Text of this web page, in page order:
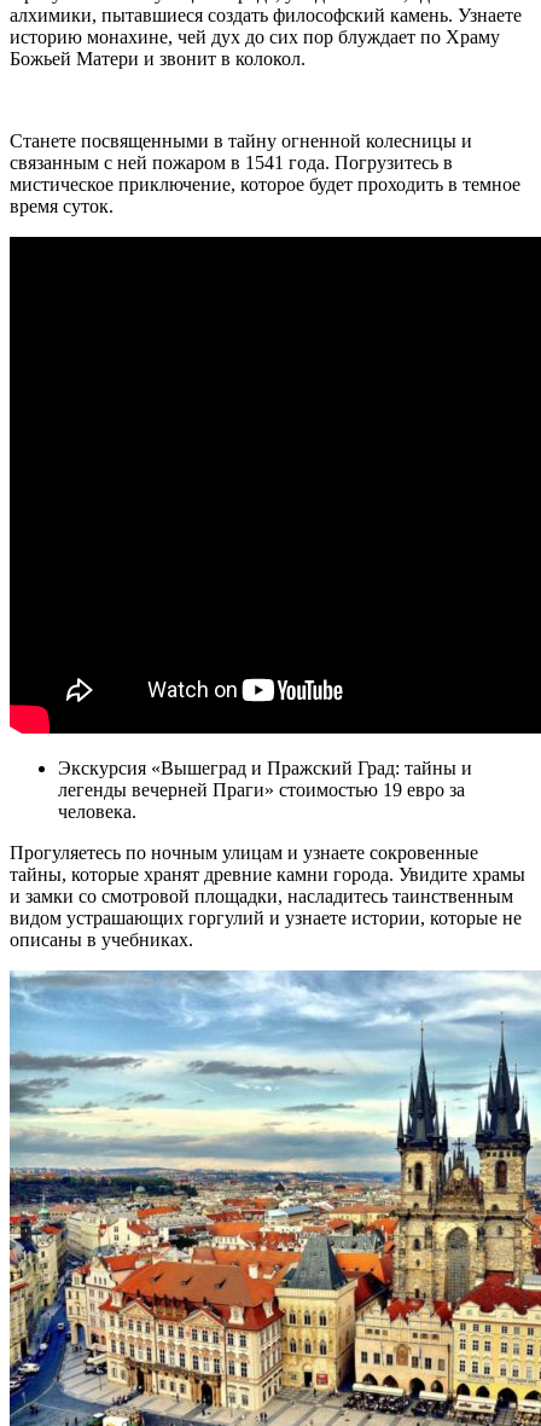
алхимики, пытавшиеся создать философский камень. Узнаете
историю монахине, чей дух до сих пор блуждает по Храму
Божьей Матери и звонит в колокол.
Станете посвященными в тайну огненной колесницы и
связанным с ней пожаром в 1541 года. Погрузитесь в
мистическое приключение, которое будет проходить в темное
время суток.
Экскурсия «Вышеград и Пражский Град: тайны и
легенды вечерней Праги» стоимостью 19 евро за
человека.
Прогуляетесь по ночным улицам и узнаете сокровенные
тайны, которые хранят древние камни города. Увидите храмы
и замки со смотровой площадки, насладитесь таинственным
видом устрашающих горгулий и узнаете истории, которые не
описаны в учебниках.